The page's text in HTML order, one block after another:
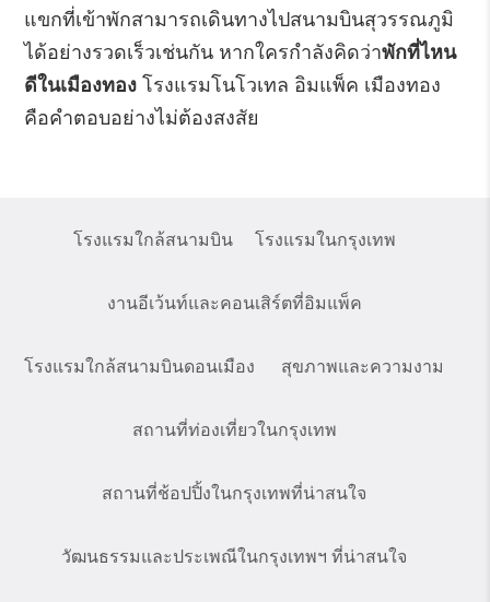
แขกที่เข้าพักสามารถเดินทางไปสนามบินสุวรรณภูมิ
ได้อย่างรวดเร็วเช่นกัน หากใครกำลังคิดว่าพักที่ไหน
ดีในเมืองทอง โรงแรมโนโวเทล อิมแพ็ค เมืองทอง
คือคำตอบอย่างไม่ต้องสงสัย
โรงแรมใกล้สนามบิน โรงแรมในกรุงเทพ
งานอีเว้นท์และคอนเสิร์ตที่อิมแพ็ค
โรงแรมใกล้สนามบินดอนเมือง สุขภาพและความงาม
สถานที่ท่องเที่ยวในกรุงเทพ
สถานที่ช้อปปิ้งในกรุงเทพที่น่าสนใจ
วัฒนธรรมและประเพณีในกรุงเทพฯ ที่น่าสนใจ